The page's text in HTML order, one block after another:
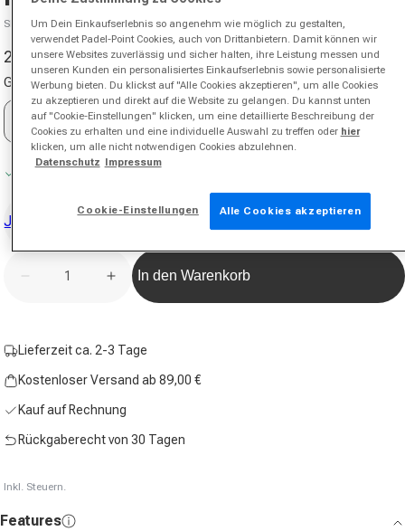
SKU 00907603195000
Verkaufspreis
223,95 €
Normaler Preis
320,00 €-30%
Griffgröße
nosize
Auf Lager
Jetzt testen
Verringere die Menge für Counter Viper 2026
Erhöhe die Menge für Counter Viper
In den Warenkorb
Lieferzeit ca. 2-3 Tage
Kostenloser Versand ab 89,00 €
Kauf auf Rechnung
Rückgaberecht von 30 Tagen
Inkl. Steuern.
Features
Um Dein Einkaufserlebnis so angenehm wie möglich zu gestalten,
verwendet Padel-Point Cookies, auch von Drittanbietern. Damit können wir
unsere Websites zuverlässig und sicher halten, ihre Leistung messen und
unseren Kunden ein personalisiertes Einkaufserlebnis sowie personalisierte
Werbung bieten. Du klickst auf "Alle Cookies akzeptieren", um alle Cookies
zu akzeptieren und direkt auf die Website zu gelangen. Du kannst unten
auf "Cookie-Einstellungen" klicken, um eine detaillierte Beschreibung der
Cookies zu erhalten und eine individuelle Auswahl zu treffen oder hier
klicken, um alle nicht notwendigen Cookies abzulehnen.
Datenschutz Impressum
Cookie-Einstellungen Alle Cookies akzeptieren